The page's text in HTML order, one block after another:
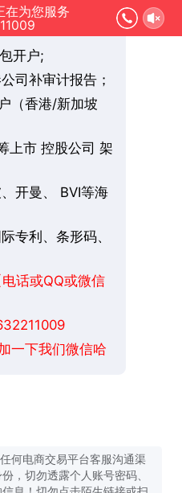
在为您服务
是想要了解哪
开户;
司补审计报告；
（香港/新加坡
上市 控股公司 架
开曼、 BVI等海
专利、条形码、
话或QQ或微信
一下我们微信哈
何电商交易平台客服沟通渠
，切勿透露个人账号密码、